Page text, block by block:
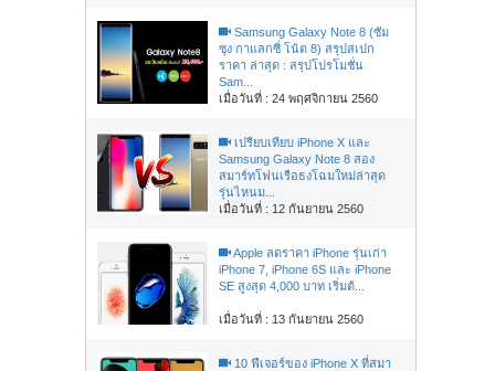
Samsung Galaxy Note 8 (ซัม
ซุง กาแลกซี่ โน้ต 8) สรุปสเปก
ราคา ล่าสุด : สรุปโปรโมชั่น
Sam...
เมื่อวันที่ : 24 พฤศจิกายน 2560
เปรียบเทียบ iPhone X และ
Samsung Galaxy Note 8 สอง
สมาร์ทโฟนเรือธงโฉมใหม่ล่าสุด
รุ่นไหนม...
เมื่อวันที่ : 12 กันยายน 2560
Apple ลดราคา iPhone รุ่นเก่า
iPhone 7, iPhone 6S และ iPhone
SE สูงสุด 4,000 บาท เริ่มต้...
เมื่อวันที่ : 13 กันยายน 2560
10 ฟีเจอร์ของ iPhone X ที่สมา